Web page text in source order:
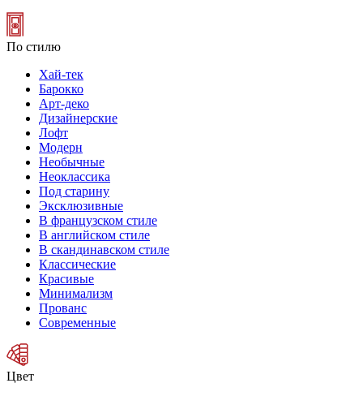
По стилю
Хай-тек
Барокко
Арт-деко
Дизайнерские
Лофт
Модерн
Необычные
Неоклассика
Под старину
Эксклюзивные
В французском стиле
В английском стиле
В скандинавском стиле
Классические
Красивые
Минимализм
Прованс
Современные
Цвет